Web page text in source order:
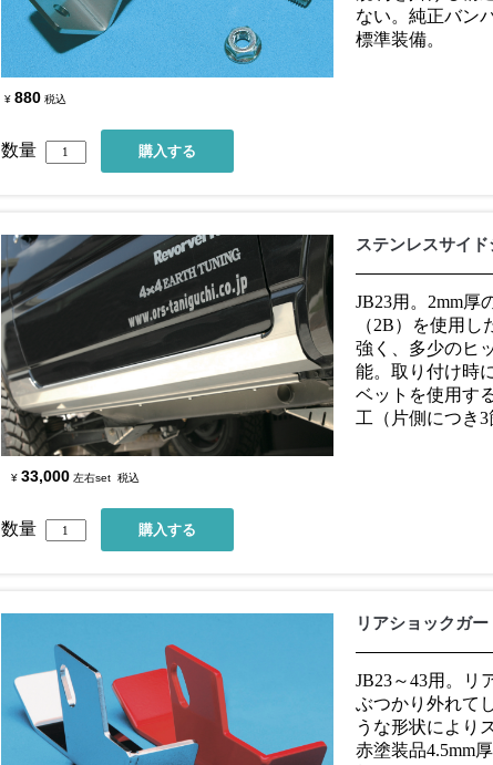
ない。純正バン
標準装備。
¥ 880 税込
数量
ステンレスサイ
JB23用。2mm厚
（2B）を使用
強く、多少のヒ
能。取り付け時
ベットを使用す
工（片側につき
¥ 33,000 左右set 税込
数量
リアショックガー
JB23～43用。リ
ぶつかり外れて
うな形状により
赤塗装品4.5mm